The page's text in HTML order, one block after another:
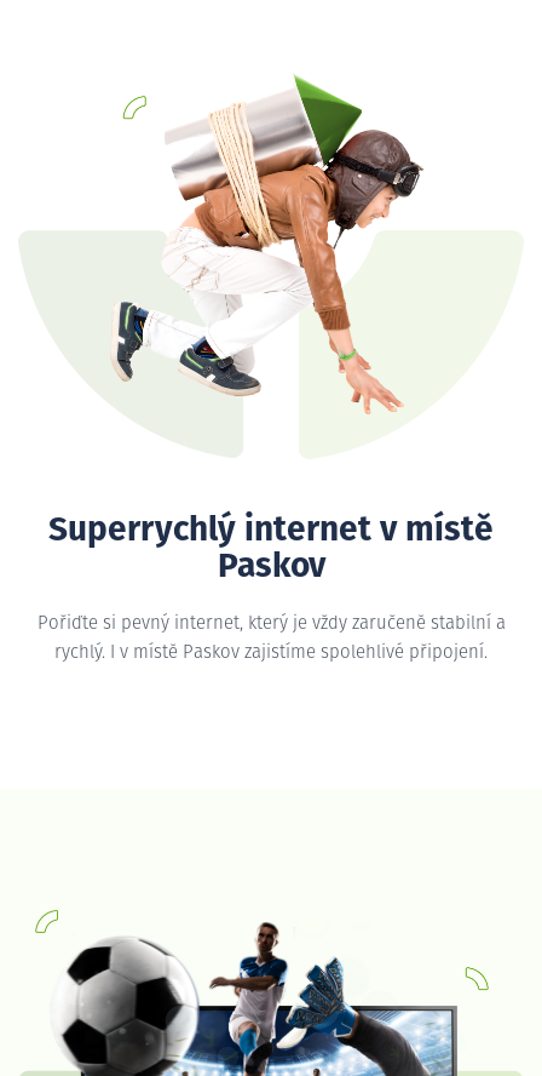
Superrychlý internet v místě
Paskov
Pořiďte si pevný internet, který je vždy zaručeně stabilní a
rychlý. I v místě Paskov zajistíme spolehlivé připojení.